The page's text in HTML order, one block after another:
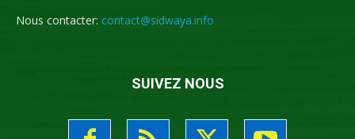
Nous contacter: contact@sidwaya.info
SUIVEZ NOUS